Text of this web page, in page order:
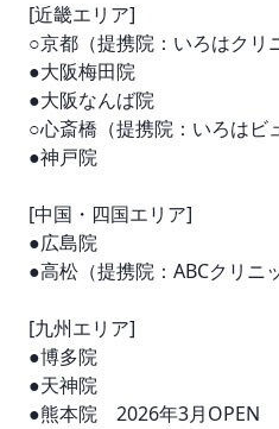
[近畿エリア]
○京都（提携院：いろはクリ
●大阪梅田院
●大阪なんば院
○心斎橋（提携院：いろはビ
●神戸院
[中国・四国エリア]
●広島院
●高松（提携院：ABCクリニ
[九州エリア]
●博多院
●天神院
●熊本院　2026年3月OPEN